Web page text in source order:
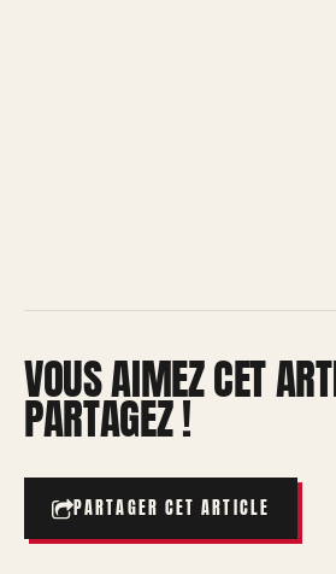
VOUS AIMEZ CET
PARTAGEZ !
PARTAGER CET ARTICLE